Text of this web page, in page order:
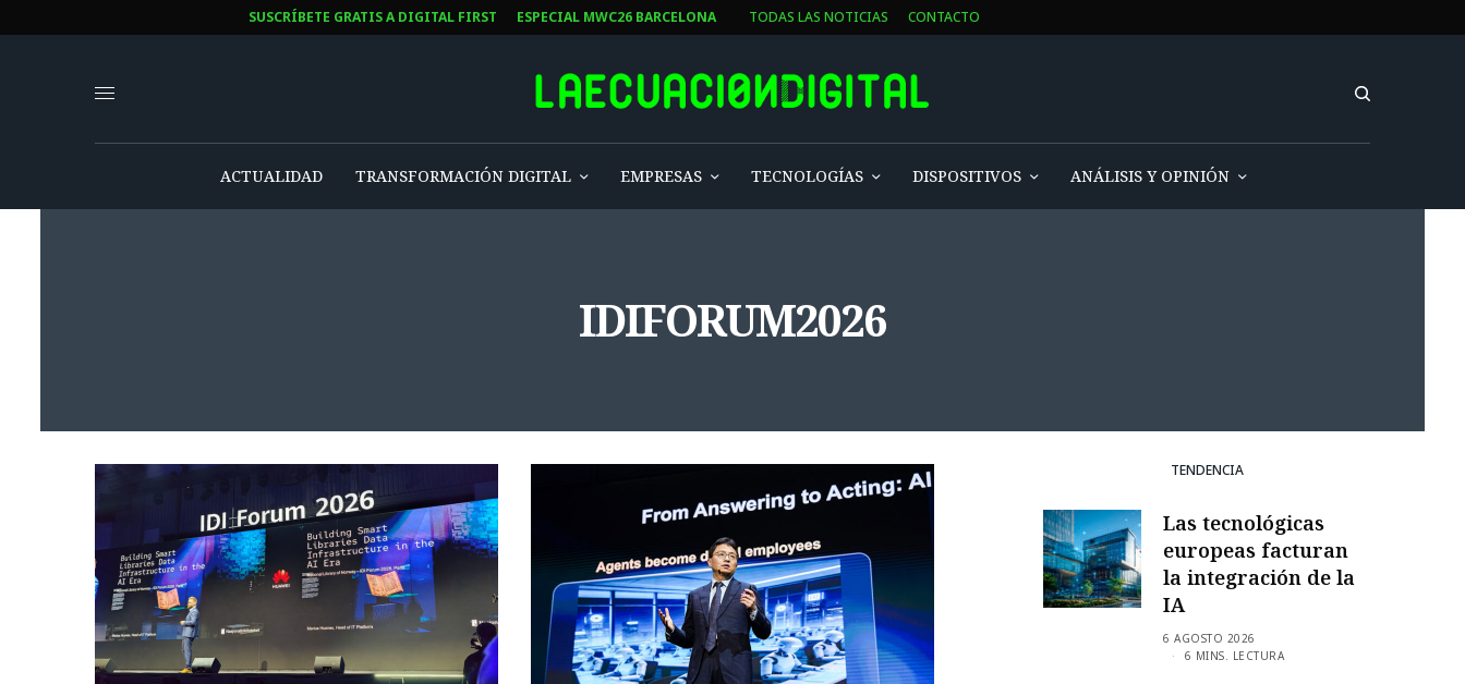
SUSCRÍBETE GRATIS A DIGITAL FIRST ESPECIAL MWC26 BARCELONA TODAS LAS NOTICIAS CONTACTO
ACTUALIDAD TRANSFORMACIÓN DIGITAL EMPRESAS TECNOLOGÍAS DISPOSITIVOS ANÁLISIS Y OPINIÓN
IDIFORUM2026
TENDENCIA
Las tecnológicas
europeas facturan
la integración de la
IA
6 AGOSTO 2026
6 MINS. LECTURA